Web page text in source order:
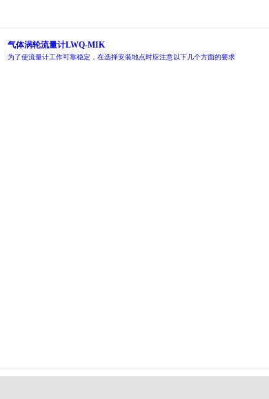
气体涡轮流量计LWQ-MIK
为了使流量计工作可靠稳定，在选择安装地点时应注意以下几个方面的要求